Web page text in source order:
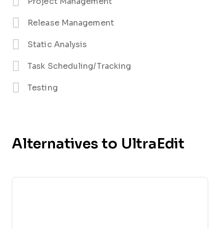
Release Management
Static Analysis
Task Scheduling/Tracking
Testing
Alternatives to UltraEdit